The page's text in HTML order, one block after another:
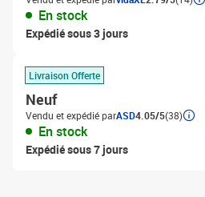
En stock
Expédié sous 3 jours
Livraison Offerte
Neuf
Vendu et expédié parASD4.05/5(38)
En stock
Expédié sous 7 jours